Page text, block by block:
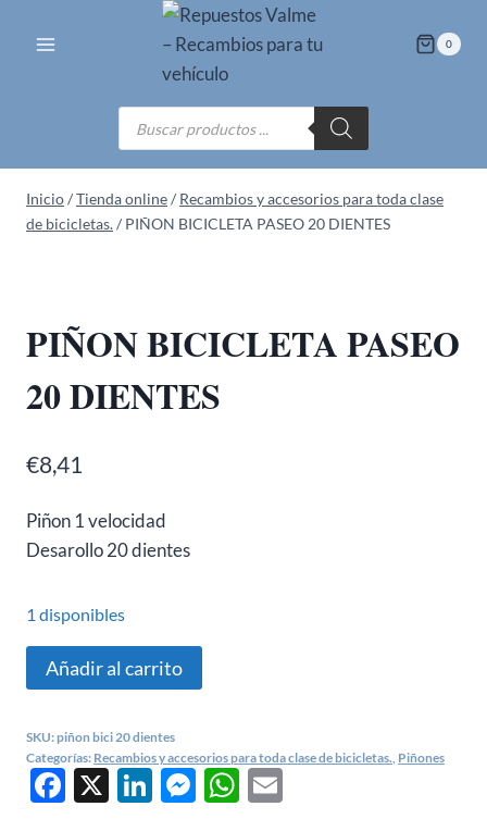
0
Búsqueda
de
productos
Inicio/Tienda online/ Recambios y accesorios para toda clase
de bicicletas./ PIÑON BICICLETA PASEO 20 DIENTES
PIÑON BICICLETA PASEO
20 DIENTES
€8,41
Piñon 1 velocidad
Desarollo 20 dientes
1 disponibles
PIÑON
BICICLETA
20
DIENTES
cantidad
Añadir al carrito
SKU:piñon bici 20 dientes
Categorías: Recambios y accesorios para toda clase de bicicletas. Piñones
Facebook
X LinkedIn
Messenger
WhatsApp